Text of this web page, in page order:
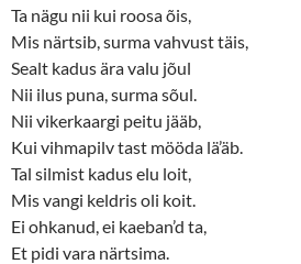
Ta nägu nii kui roosa õis,
Mis närtsib, surma vahvust täis,
Sealt kadus ära valu jõul
Nii ilus puna, surma sõul.
Nii vikerkaargi peitu jääb,
Kui vihmapilv tast mööda lä’äb.
Tal silmist kadus elu loit,
Mis vangi keldris oli koit.
Ei ohkanud, ei kaeban’d ta,
Et pidi vara närtsima.